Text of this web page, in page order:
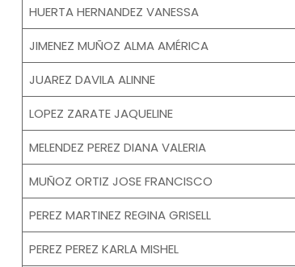
HUERTA HERNANDEZ VANESSA
JIMENEZ MUÑOZ ALMA AMÉRICA
JUAREZ DAVILA ALINNE
LOPEZ ZARATE JAQUELINE
MELENDEZ PEREZ DIANA VALERIA
MUÑOZ ORTIZ JOSE FRANCISCO
PEREZ MARTINEZ REGINA GRISELL
PEREZ PEREZ KARLA MISHEL